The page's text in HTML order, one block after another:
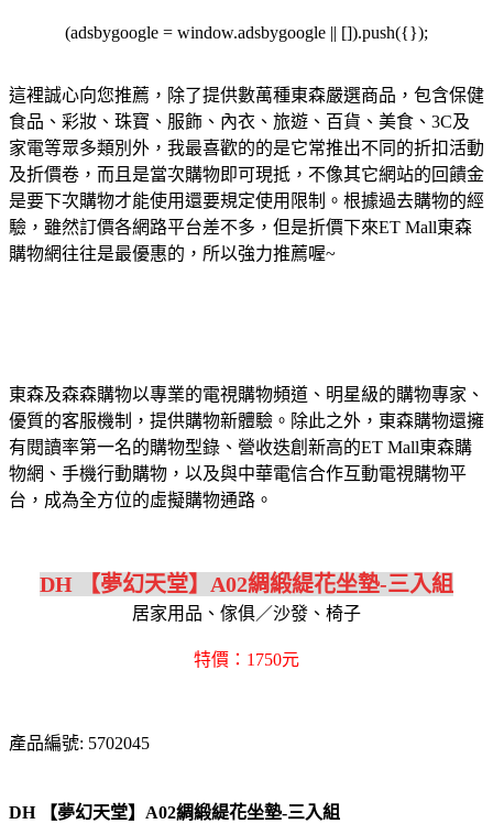
(adsbygoogle = window.adsbygoogle || []).push({});
這裡誠心向您推薦，除了提供數萬種東森嚴選商品，包含保健
食品、彩妝、珠寶、服飾、內衣、旅遊、百貨、美食、3C及
家電等眾多類別外，我最喜歡的的是它常推出不同的折扣活動
及折價卷，而且是當次購物即可現抵，不像其它網站的回饋金
是要下次購物才能使用還要規定使用限制。根據過去購物的經
驗，雖然訂價各網路平台差不多，但是折價下來ET Mall東森
購物網往往是最優惠的，所以強力推薦喔~
東森及森森購物以專業的電視購物頻道、明星級的購物專家、
優質的客服機制，提供購物新體驗。除此之外，東森購物還擁
有閱讀率第一名的購物型錄、營收迭創新高的ET Mall東森購
物網、手機行動購物，以及與中華電信合作互動電視購物平
台，成為全方位的虛擬購物通路。
DH 【夢幻天堂】A02綢緞緹花坐墊-三入組
居家用品、傢俱／沙發、椅子
特價：1750元
產品編號: 5702045
DH 【夢幻天堂】A02綢緞緹花坐墊-三入組